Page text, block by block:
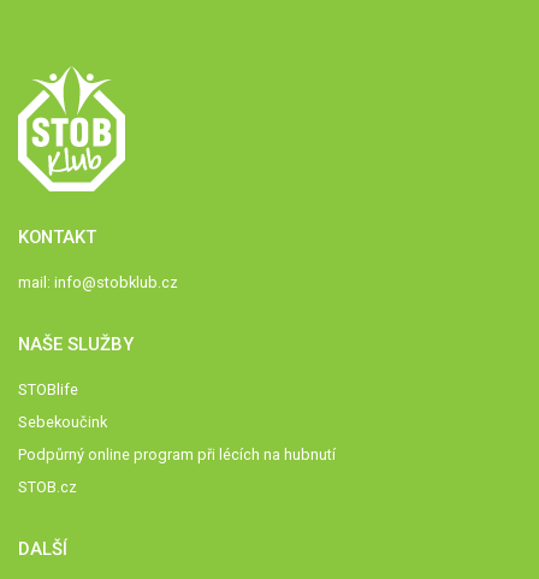
KONTAKT
mail: info@stobklub.cz
NAŠE SLUŽBY
STOBlife
Sebekoučink
Podpůrný online program při lécích na hubnutí
STOB.cz
DALŠÍ